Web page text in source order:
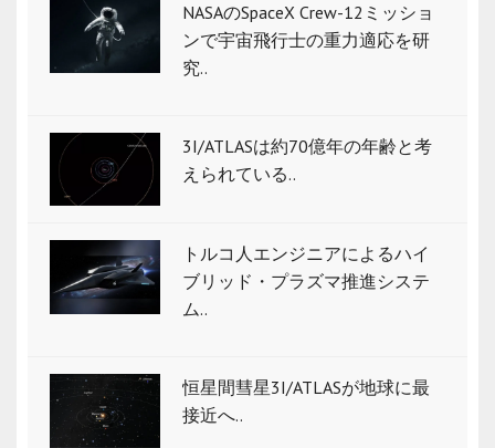
NASAのSpaceX Crew-12ミッショ
ンで宇宙飛行士の重力適応を研
究..
3I/ATLASは約70億年の年齢と考
えられている..
トルコ人エンジニアによるハイ
ブリッド・プラズマ推進システ
ム..
恒星間彗星3I/ATLASが地球に最
接近へ..